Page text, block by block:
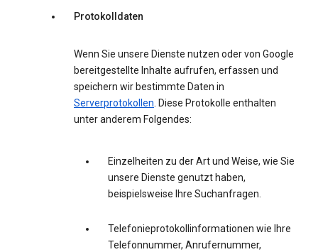
Protokolldaten
Wenn Sie unsere Dienste nutzen oder von Google
bereitgestellte Inhalte aufrufen, erfassen und
speichern wir bestimmte Daten in
Serverprotokollen. Diese Protokolle enthalten
unter anderem Folgendes:
Einzelheiten zu der Art und Weise, wie Sie
unsere Dienste genutzt haben,
beispielsweise Ihre Suchanfragen.
Telefonieprotokollinformationen wie Ihre
Telefonnummer, Anrufernummer,